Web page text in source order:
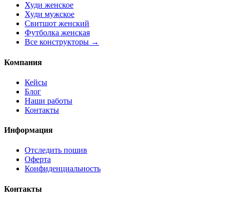
Худи женское
Худи мужское
Свитшот женский
Футболка женская
Все конструкторы →
Компания
Кейсы
Блог
Наши работы
Контакты
Информация
Отследить пошив
Оферта
Конфиденциальность
Контакты